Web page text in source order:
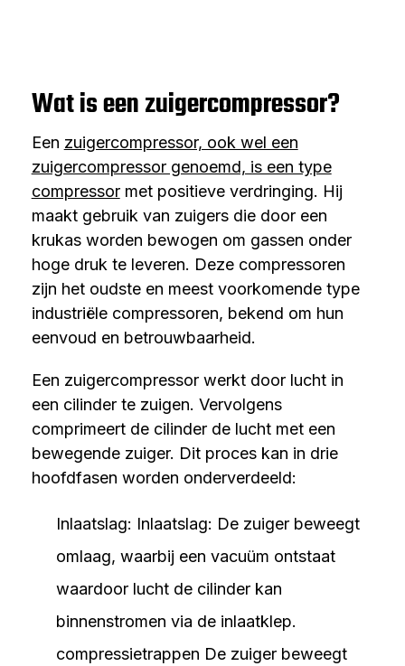
Wat is een zuigercompressor?
Een zuigercompressor, ook wel een
zuigercompressor genoemd, is een type
compressormet positieve verdringing. Hij
maakt gebruik van zuigers die door een
krukas worden bewogen om gassen onder
hoge druk te leveren. Deze compressoren
zijn het oudste en meest voorkomende type
industriële compressoren, bekend om hun
eenvoud en betrouwbaarheid.
Een zuigercompressor werkt door lucht in
een cilinder te zuigen. Vervolgens
comprimeert de cilinder de lucht met een
bewegende zuiger. Dit proces kan in drie
hoofdfasen worden onderverdeeld:
Inlaatslag: Inlaatslag: De zuiger beweegt
omlaag, waarbij een vacuüm ontstaat
waardoor lucht de cilinder kan
binnenstromen via de inlaatklep.
compressietrappen De zuiger beweegt